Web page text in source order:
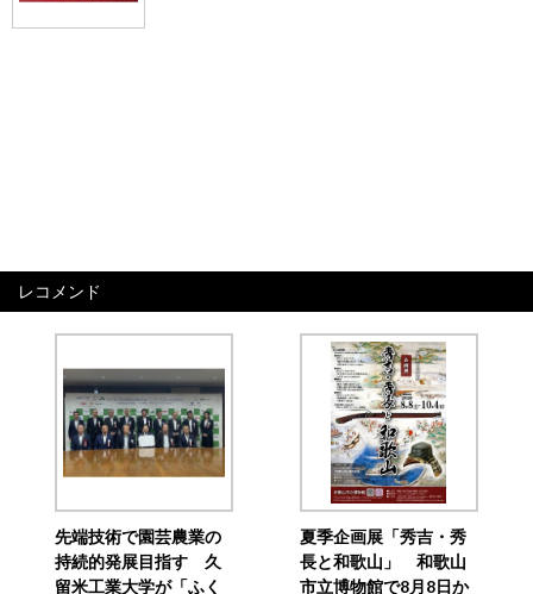
レコメンド
先端技術で園芸農業の
持続的発展目指す 久
留米工業大学が「ふく
夏季企画展「秀吉・秀
長と和歌山」 和歌山
市立博物館で8月8日か